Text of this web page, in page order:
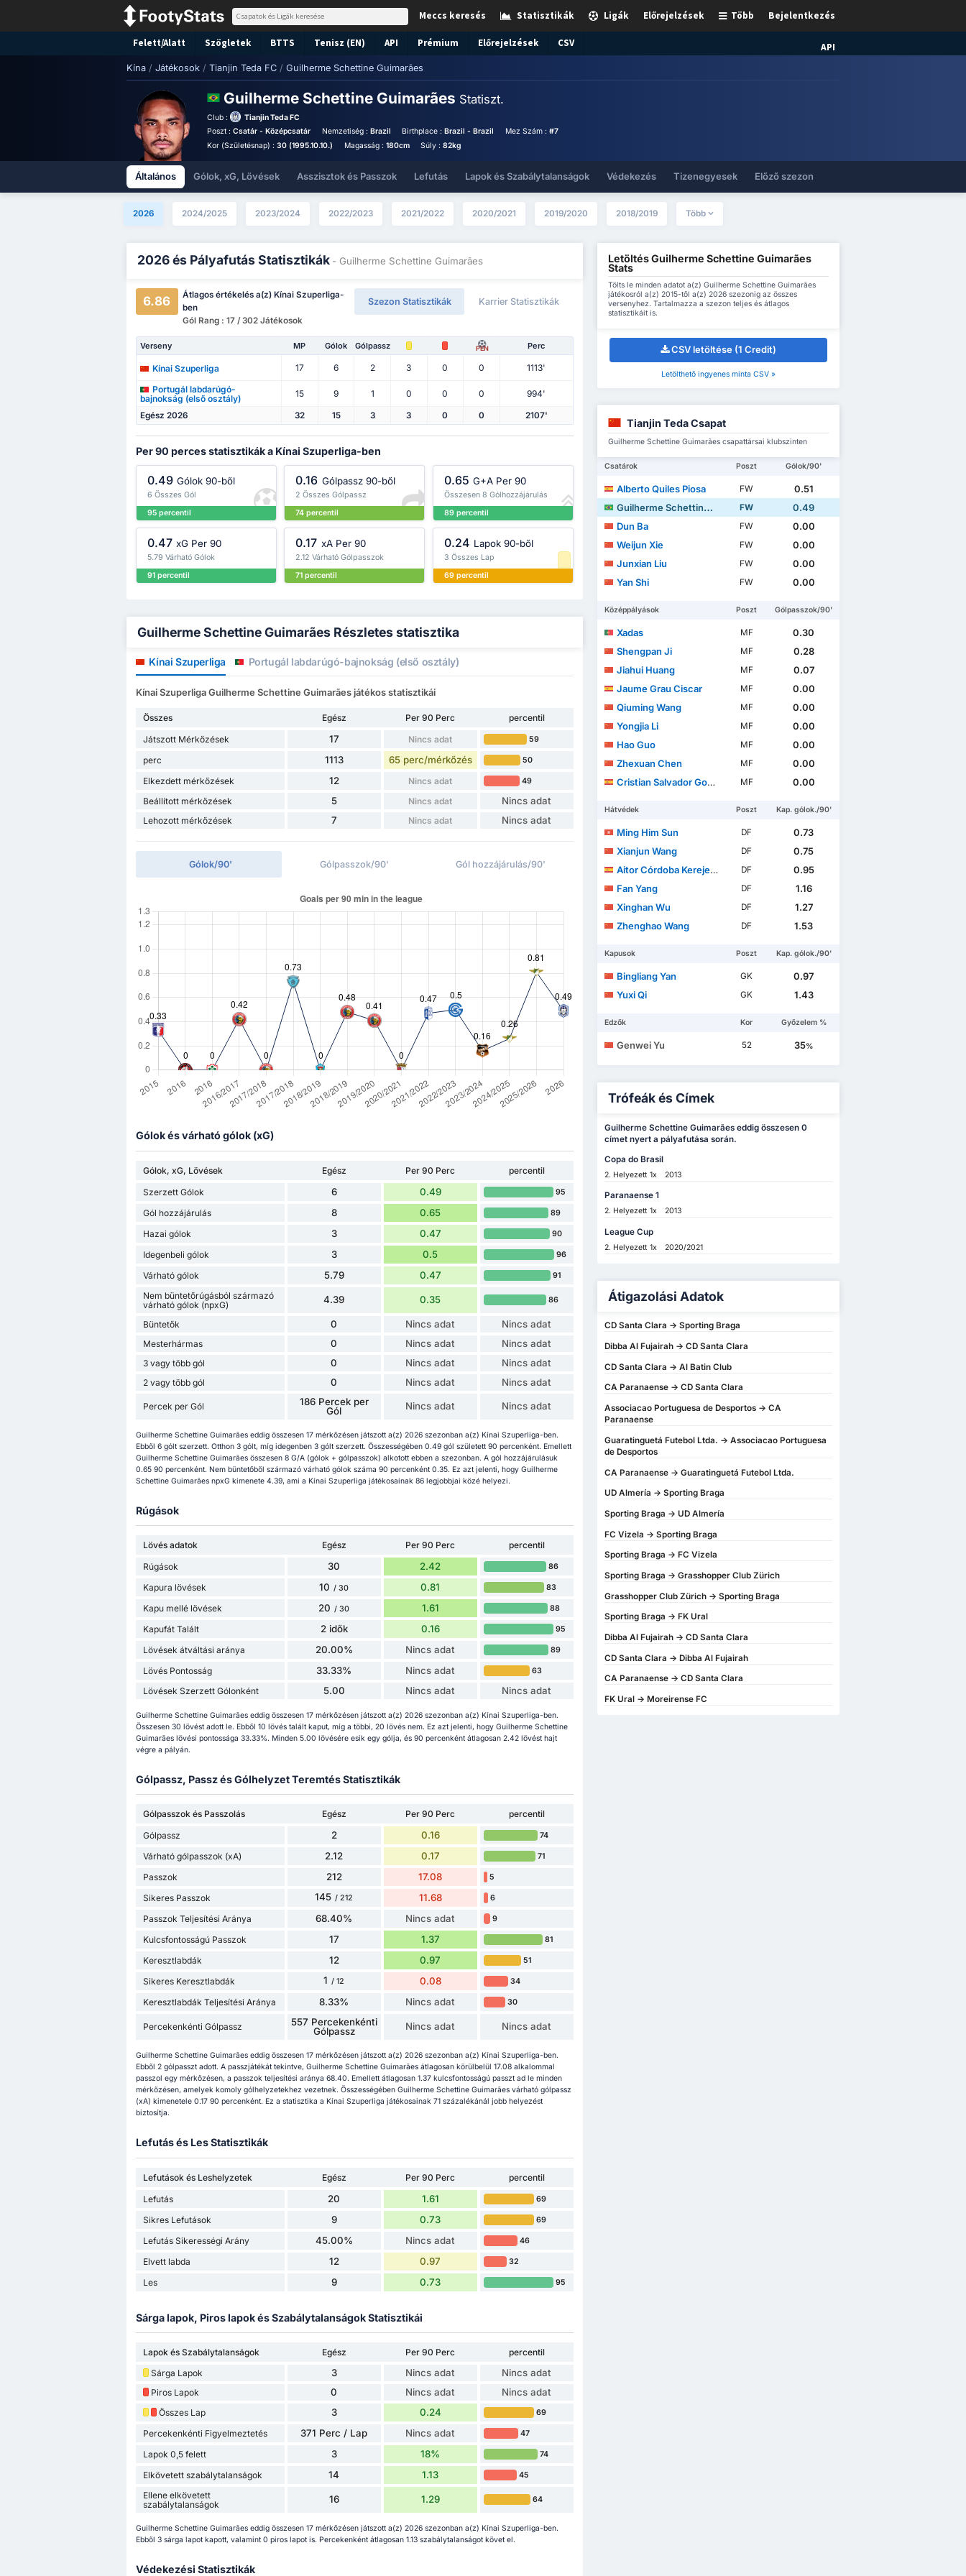
Bejelentkezés
Több
Előrejelzések
Ligák
Statisztikák
Meccs keresés
API
Felett/Alatt Szögletek BTTS Tenisz (EN) API Prémium Előrejelzések CSV
Kína / Játékosok / Tianjin Teda FC / Guilherme Schettine Guimarães
Guilherme Schettine Guimarães Statiszt.
Club :
Tianjin Teda FC
Poszt :Csatár - Középcsatár Nemzetiség : Brazil Birthplace :Brazil - Brazil Mez Szám : #7
Kor (Születésnap) :30 (1995.10.10.) Magasság : 180cm Súly :82kg
Általános Gólok, xG, Lövések Asszisztok és Passzok Lefutás Lapok és Szabálytalanságok Védekezés Tizenegyesek Előző szezon
2026 2024/2025 2023/2024 2022/2023 2021/2022 2020/2021 2019/2020 2018/2019 Több
2026 és Pályafutás Statisztikák - Guilherme Schettine Guimarães
6.86
Átlagos értékelés a(z) Kínai Szuperliga-
ben
Gól Rang : 17 / 302 Játékosok
Szezon Statisztikák Karrier Statisztikák
Verseny MP Gólok Gólpassz PEN Perc
Kínai Szuperliga 17 6 2 3 0 0
1113'
Portugál labdarúgó-
bajnokság (első osztály)
15 9 1 0 0 0 994'
Egész 2026 32 15 3 3 0 0 2107'
Per 90 perces statisztikák a Kínai Szuperliga-ben
0.49 Gólok 90-ből
6 Összes Gól
95 percentil
0.16 Gólpassz 90-ből
2 Összes Gólpassz
74 percentil
0.65 G+A Per 90
Összesen 8 Gólhozzájárulás
89 percentil
0.47 xG Per 90
5.79 Várható Gólok
91 percentil
0.17 xA Per 90
2.12 Várható Gólpasszok
71 percentil
0.24 Lapok 90-ből
3 Összes Lap
69 percentil
Guilherme Schettine Guimarães Részletes statisztika
Kínai Szuperliga Portugál labdarúgó-bajnokság (első osztály)
Kínai Szuperliga Guilherme Schettine Guimarães játékos statisztikái
Összes Egész Per 90 Perc
percentil
Játszott Mérkőzések
17 Nincs adat 59
perc 1113 65 perc/mérkőzés 50
Elkezdett mérkőzések 12 Nincs adat 49
Beállított mérkőzések 5 Nincs adat Nincs adat
Lehozott mérkőzések 7 Nincs adat Nincs adat
Gólok/90' Gólpasszok/90' Gól hozzájárulás/90'
Gólok és várható gólok (xG)
Gólok, xG, Lövések Egész Per 90 Perc
percentil
Szerzett Gólok
6 0.49 95
Gól hozzájárulás 8 0.65 89
Hazai gólok 3 0.47 90
Idegenbeli gólok 3 0.5 96
Várható gólok 5.79 0.47 91
Nem büntetőrúgásból származó
várható gólok (npxG)
4.39 0.35 86
Büntetők 0 Nincs adat Nincs adat
Mesterhármas 0 Nincs adat Nincs adat
3 vagy több gól 0 Nincs adat Nincs adat
2 vagy több gól 0 Nincs adat Nincs adat
Percek per Gól
186 Percek per
Gól
Nincs adat Nincs adat
Guilherme Schettine Guimarães eddig összesen 17 mérkőzésen játszott a(z) 2026 szezonban a(z) Kínai Szuperliga-ben.
Ebből 6 gólt szerzett. Otthon 3 gólt, míg idegenben 3 gólt szerzett. Összességében 0.49 gól született 90 percenként. Emellett
Guilherme Schettine Guimarães összesen 8 G/A (gólok + gólpasszok) alkotott ebben a szezonban. A gól hozzájárulásuk
0.65 90 percenként. Nem büntetőből származó várható gólok száma 90 percenként 0.35. Ez azt jelenti, hogy Guilherme
Schettine Guimarães npxG kimenete 4.39, ami a Kínai Szuperliga játékosainak 86 legjobbjai közé helyezi.
Rúgások
Lövés adatok Egész Per 90 Perc
percentil
Rúgások
30 2.42 86
Kapura lövések 10 / 30 0.81 83
Kapu mellé lövések 20 / 30 1.61 88
Kapufát Talált 2 idők 0.16 95
Lövések átváltási aránya 20.00% Nincs adat 89
Lövés Pontosság 33.33% Nincs adat 63
Lövések Szerzett Gólonként 5.00 Nincs adat Nincs adat
Guilherme Schettine Guimarães eddig összesen 17 mérkőzésen játszott a(z) 2026 szezonban a(z) Kínai Szuperliga-ben.
Összesen 30 lövést adott le. Ebből 10 lövés talált kaput, míg a többi, 20 lövés nem. Ez azt jelenti, hogy Guilherme Schettine
Guimarães lövési pontossága 33.33%. Minden 5.00 lövésére esik egy gólja, és 90 percenként átlagosan 2.42 lövést hajt
végre a pályán.
Gólpassz, Passz és Gólhelyzet Teremtés Statisztikák
Gólpasszok és Passzolás Egész Per 90 Perc
percentil
Gólpassz
2 0.16 74
Várható gólpasszok (xA) 2.12 0.17 71
Passzok 212 17.08 5
Sikeres Passzok 145 / 212 11.68 6
Passzok Teljesítési Aránya 68.40% Nincs adat 9
Kulcsfontosságú Passzok 17 1.37 81
Keresztlabdák 12 0.97 51
Sikeres Keresztlabdák 1 / 12 0.08 34
Keresztlabdák Teljesítési Aránya 8.33% Nincs adat 30
Percekenkénti Gólpassz
557 Percekenkénti
Gólpassz
Nincs adat Nincs adat
Guilherme Schettine Guimarães eddig összesen 17 mérkőzésen játszott a(z) 2026 szezonban a(z) Kínai Szuperliga-ben.
Ebből 2 gólpasszt adott. A passzjátékát tekintve, Guilherme Schettine Guimarães átlagosan körülbelül 17.08 alkalommal
passzol egy mérkőzésen, a passzok teljesítési aránya 68.40. Emellett átlagosan 1.37 kulcsfontosságú passzt ad le minden
mérkőzésen, amelyek komoly gólhelyzetekhez vezetnek. Összességében Guilherme Schettine Guimarães várható gólpassz
(xA) kimenetele 0.17 90 percenként. Ez a statisztika a Kínai Szuperliga játékosainak 71 százalékánál jobb helyezést
biztosítja.
Lefutás és Les Statisztikák
Lefutások és Leshelyzetek Egész Per 90 Perc
percentil
Lefutás
20 1.61 69
Sikres Lefutások 9 0.73 69
Lefutás Sikerességi Arány 45.00% Nincs adat 46
Elvett labda 12 0.97 32
Les 9 0.73 95
Sárga lapok, Piros lapok és Szabálytalanságok Statisztikái
Lapok és Szabálytalanságok Egész Per 90 Perc
percentil
Sárga Lapok
3 Nincs adat Nincs adat
Piros Lapok 0 Nincs adat Nincs adat
Összes Lap 3 0.24 69
Percekenkénti Figyelmeztetés 371 Perc / Lap Nincs adat 47
Lapok 0,5 felett 3 18% 74
Elkövetett szabálytalanságok 14 1.13 45
Ellene elkövetett
szabálytalanságok
16 1.29 64
Guilherme Schettine Guimarães eddig összesen 17 mérkőzésen játszott a(z) 2026 szezonban a(z) Kínai Szuperliga-ben.
Ebből 3 sárga lapot kapott, valamint 0 piros lapot is. Percekenként átlagosan 1.13 szabálytalanságot követ el.
Védekezési Statisztikák
Letöltés Guilherme Schettine Guimarães
Stats
Tölts le minden adatot a(z) Guilherme Schettine Guimarães
játékosról a(z) 2015-től a(z) 2026 szezonig az összes
versenyhez. Tartalmazza a szezon teljes és átlagos
statisztikáit is.
CSV letöltése (1 Credit)
Letölthető ingyenes minta CSV »
Tianjin Teda Csapat
Guilherme Schettine Guimarães csapattársai klubszinten
Csatárok Poszt Gólok/90'
Alberto Quiles Piosa FW
0.51
Guilherme Schettine Guimarães
FW
0.49
Dun Ba
FW
0.00
Weijun Xie
FW
0.00
Junxian Liu
FW
0.00
Yan Shi
FW 0.00
Középpályások Poszt Gólpasszok/90'
Xadas MF
0.30
Shengpan Ji
MF
0.28
Jiahui Huang
MF
0.07
Jaume Grau Ciscar
MF
0.00
Qiuming Wang
MF
0.00
Yongjia Li
MF
0.00
Hao Guo
MF
0.00
Zhexuan Chen
MF
0.00
Cristian Salvador González
MF 0.00
Hátvédek Poszt Kap. gólok./90'
Ming Him Sun DF
0.73
Xianjun Wang
DF
0.75
Aitor Córdoba Kerejeta
DF
0.95
Fan Yang
DF
1.16
Xinghan Wu
DF
1.27
Zhenghao Wang
DF 1.53
Kapusok Poszt Kap. gólok./90'
Bingliang Yan GK
0.97
Yuxi Qi
GK 1.43
Edzők Kor Győzelem %
Genwei Yu 52 35%
Trófeák és Címek
Guilherme Schettine Guimarães eddig összesen 0
címet nyert a pályafutása során.
Copa do Brasil
2. Helyezett 1x 2013
Paranaense 1
2. Helyezett 1x 2013
League Cup
2. Helyezett 1x 2020/2021
Átigazolási Adatok
CD Santa Clara -> Sporting Braga
Dibba Al Fujairah -> CD Santa Clara
CD Santa Clara -> Al Batin Club
CA Paranaense -> CD Santa Clara
Associacao Portuguesa de Desportos -> CA
Paranaense
Guaratinguetá Futebol Ltda. -> Associacao Portuguesa
de Desportos
CA Paranaense -> Guaratinguetá Futebol Ltda.
UD Almería -> Sporting Braga
Sporting Braga -> UD Almería
FC Vizela -> Sporting Braga
Sporting Braga -> FC Vizela
Sporting Braga -> Grasshopper Club Zürich
Grasshopper Club Zürich -> Sporting Braga
Sporting Braga -> FK Ural
Dibba Al Fujairah -> CD Santa Clara
CD Santa Clara -> Dibba Al Fujairah
CA Paranaense -> CD Santa Clara
FK Ural -> Moreirense FC